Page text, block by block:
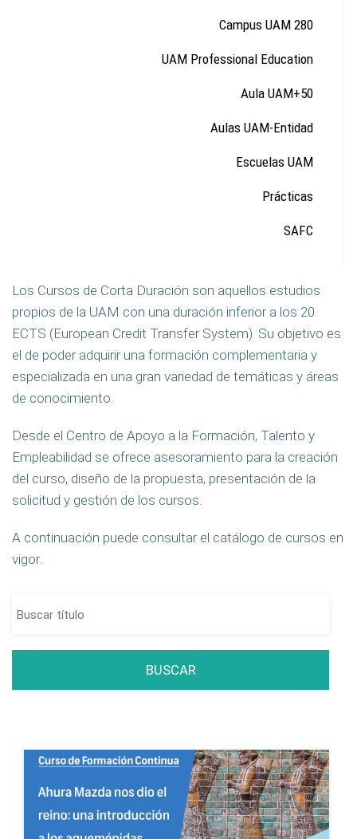
Campus UAM 280
UAM Professional Education
Aula UAM+50
Aulas UAM-Entidad
Escuelas UAM
Prácticas
SAFC
Los Cursos de Corta Duración son aquellos estudios
propios de la UAM con una duración inferior a los 20
ECTS (European Credit Transfer System). Su objetivo es
el de poder adquirir una formación complementaria y
especializada en una gran variedad de temáticas y áreas
de conocimiento.
Desde el Centro de Apoyo a la Formación, Talento y
Empleabilidad se ofrece asesoramiento para la creación
del curso, diseño de la propuesta, presentación de la
solicitud y gestión de los cursos.
A continuación puede consultar el catálogo de cursos en
vigor.
BUSCAR